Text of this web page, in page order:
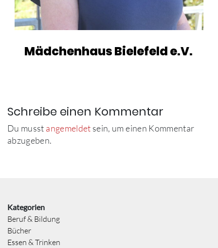
Mädchenhaus Bielefeld e.V.
Schreibe einen Kommentar
Du musst angemeldet sein, um einen Kommentar
abzugeben.
Kategorien
Beruf & Bildung
Bücher
Essen & Trinken